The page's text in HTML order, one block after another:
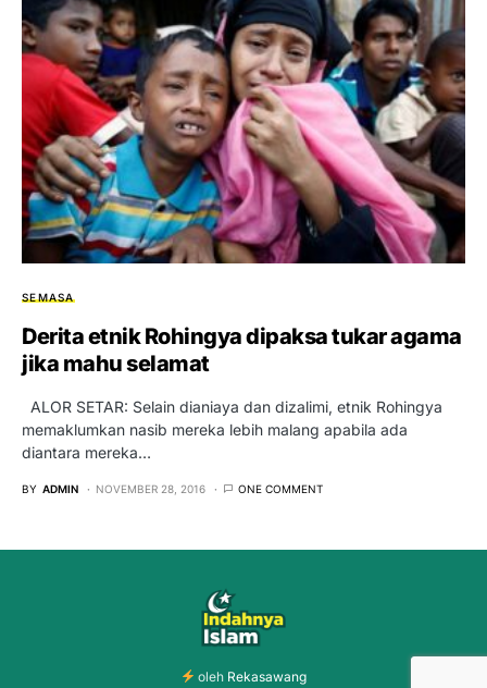
SEMASA
Derita etnik Rohingya dipaksa tukar agama
jika mahu selamat
ALOR SETAR: Selain dianiaya dan dizalimi, etnik Rohingya
memaklumkan nasib mereka lebih malang apabila ada
diantara mereka…
BY ADMIN NOVEMBER 28, 2016 ONE COMMENT
oleh Rekasawang